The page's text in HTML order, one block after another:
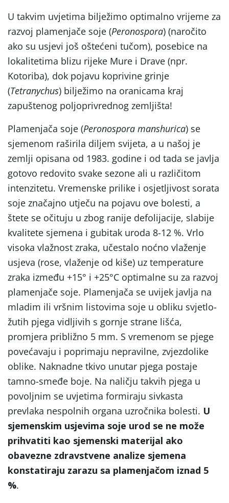
U takvim uvjetima bilježimo optimalno vrijeme za
razvoj plamenjače soje (Peronospora) (naročito
ako su usjevi još oštećeni tučom), posebice na
lokalitetima blizu rijeke Mure i Drave (npr.
Kotoriba), dok pojavu koprivine grinje
(Tetranychus) bilježimo na oranicama kraj
zapuštenog poljoprivrednog zemljišta!
Plamenjača soje (Peronospora manshurica) se
sjemenom raširila diljem svijeta, a u našoj je
zemlji opisana od 1983. godine i od tada se javlja
gotovo redovito svake sezone ali u različitom
intenzitetu. Vremenske prilike i osjetljivost sorata
soje značajno utječu na pojavu ove bolesti, a
štete se očituju u zbog ranije defolijacije, slabije
kvalitete sjemena i gubitak uroda 8-12 %. Vrlo
visoka vlažnost zraka, učestalo noćno vlaženje
usjeva (rose, vlaženje od kiše) uz temperature
zraka između +15° i +25°C optimalne su za razvoj
plamenjače soje. Plamenjača se uvijek javlja na
mladim ili vršnim listovima soje u obliku svjetlo-
žutih pjega vidljivih s gornje strane lišća,
promjera približno 5 mm. S vremenom se pjege
povećavaju i poprimaju nepravilne, zvjezdolike
oblike. Naknadne tkivo unutar pjega postaje
tamno-smeđe boje. Na naličju takvih pjega u
povoljnim se uvjetima formiraju sivkasta
prevlaka nespolnih organa uzročnika bolesti. U
sjemenskim usjevima soje urod se ne može
prihvatiti kao sjemenski materijal ako
obavezne zdravstvene analize sjemena
konstatiraju zarazu sa plamenjačom iznad 5
%.